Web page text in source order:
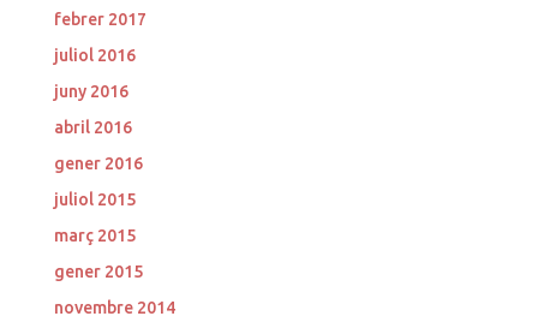
febrer 2017
juliol 2016
juny 2016
abril 2016
gener 2016
juliol 2015
març 2015
gener 2015
novembre 2014